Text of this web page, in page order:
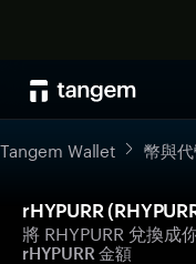
Tangem Wallet 幣與
rHYPURR
將 RHYPURR 兌換成
rHYPURR 金額